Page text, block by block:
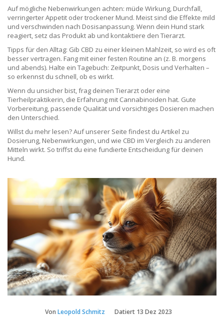
Auf mögliche Nebenwirkungen achten: müde Wirkung, Durchfall,
verringerter Appetit oder trockener Mund. Meist sind die Effekte mild
und verschwinden nach Dosisanpassung. Wenn dein Hund stark
reagiert, setz das Produkt ab und kontaktiere den Tierarzt.
Tipps für den Alltag: Gib CBD zu einer kleinen Mahlzeit, so wird es oft
besser vertragen. Fang mit einer festen Routine an (z. B. morgens
und abends). Halte ein Tagebuch: Zeitpunkt, Dosis und Verhalten –
so erkennst du schnell, ob es wirkt.
Wenn du unsicher bist, frag deinen Tierarzt oder eine
Tierheilpraktikerin, die Erfahrung mit Cannabinoiden hat. Gute
Vorbereitung, passende Qualität und vorsichtiges Dosieren machen
den Unterschied.
Willst du mehr lesen? Auf unserer Seite findest du Artikel zu
Dosierung, Nebenwirkungen, und wie CBD im Vergleich zu anderen
Mitteln wirkt. So triffst du eine fundierte Entscheidung für deinen
Hund.
Von Leopold Schmitz Datiert 13 Dez 2023